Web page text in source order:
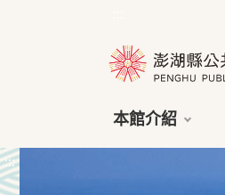
本館介紹
:::